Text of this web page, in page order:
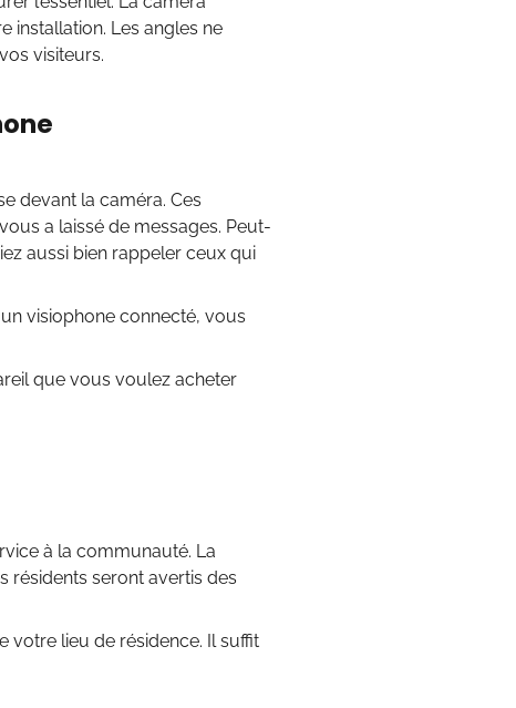
installation. Les angles ne
visiteurs.
devant la caméra. Ces
a laissé de messages. Peut-
aussi bien rappeler ceux qui
visiophone connecté, vous
que vous voulez acheter
à la communauté. La
résidents seront avertis des
votre lieu de résidence. Il suffit